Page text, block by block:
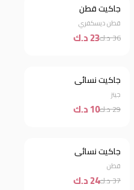
خصم 36%
جاكيت قطن
قطن ديسكفري
36 د.ك 23 د.ك
خصم 66%
جاكيت نسائي
جينز
29 د.ك 10 د.ك
خصم 35%
جاكيت نسائي
قطن
37 د.ك 24 د.ك